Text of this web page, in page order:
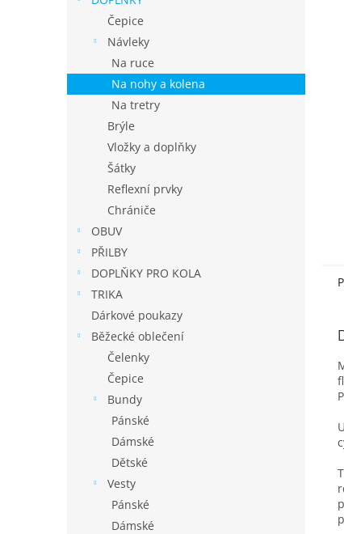
e
l
Čepice
Návleky
Na ruce
Na nohy a kolena
Na tretry
Brýle
Vložky a doplňky
Šátky
Reflexní prvky
Chrániče
OBUV
PŘILBY
DOPLŇKY PRO KOLA
TRIKA
Dárkové poukazy
Běžecké oblečení
Čelenky
Čepice
Bundy
Pánské
Dámské
Dětské
Vesty
Pánské
Dámské